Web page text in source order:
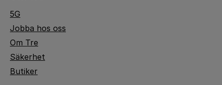
5G
Jobba hos oss
Om Tre
Säkerhet
Butiker